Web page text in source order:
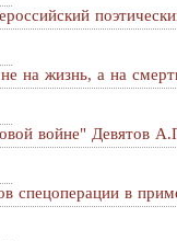
на жизнь, а на
войне" Девятов
спецоперации в